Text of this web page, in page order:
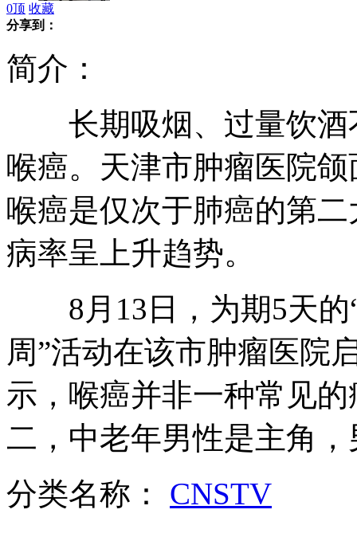
监拍男子闯金店抢夺金项链
刘谦11月抵沪演出将大变直升机
刘洋忆童年激动落泪 盼尽快生孩子
宝马司机疯狂连撞6人致4死2伤
山西运城恶犬咬伤多人 警民合力深夜将其击毙
0顶 收藏
分享到：
简介：
长期吸烟、过量饮酒
喉癌。天津市肿瘤医院
喉癌是仅次于肺癌的第
病率呈上升趋势。
8月13日，为期5天的
周”活动在该市肿瘤医院
示，喉癌并非一种常见
二，中老年男性是主角
分类名称： CNSTV